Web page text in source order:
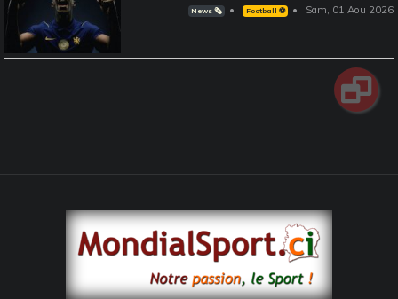
News 🗞️ Football ⚽️ Sam, 01 Aou 2026